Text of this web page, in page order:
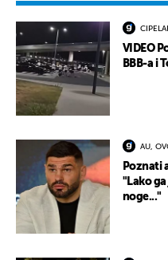
VIDEO
BBB-a i
AU,
Poznati
"Lako
noge..."